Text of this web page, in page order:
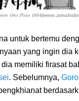
One Piece 1084
untuk bertemu
yang ingin dia
memiliki firasat
. Sebelumnya,